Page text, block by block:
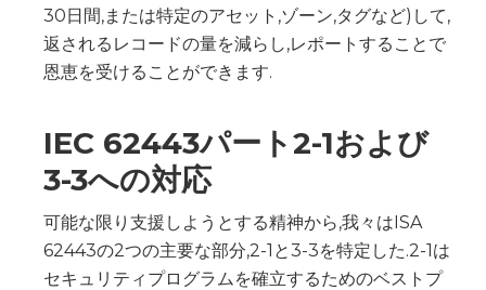
30日間,または特定のアセット,ゾーン,タグなど)して,
返されるレコードの量を減らし,レポートすることで
恩恵を受けることができます.
IEC 62443パート2-1および
3-3への対応
可能な限り支援しようとする精神から,我々はISA
62443の2つの主要な部分,2-1と3-3を特定した.2-1は
セキュリティプログラムを確立するためのベストプ